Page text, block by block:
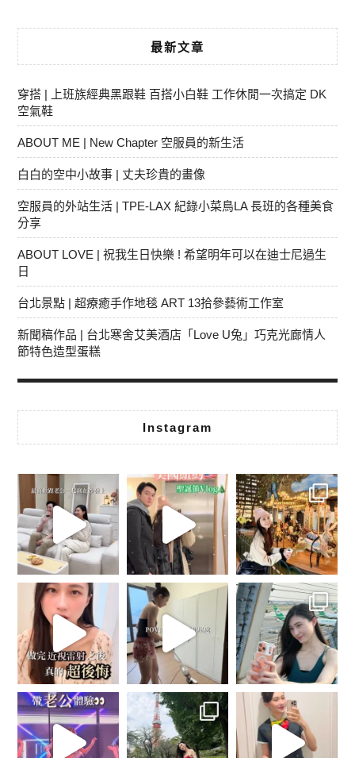
最新文章
穿搭 | 上班族經典黑跟鞋 百搭小白鞋 工作休閒一次搞定 DK
空氣鞋
ABOUT ME | New Chapter 空服員的新生活
白白的空中小故事 | 丈夫珍貴的畫像
空服員的外站生活 | TPE-LAX 紀錄小菜鳥LA 長班的各種美食
分享
ABOUT LOVE | 祝我生日快樂 ! 希望明年可以在迪士尼過生
日
台北景點 | 超療癒手作地毯 ART 13拾參藝術工作室
新聞稿作品 | 台北寒舍艾美酒店「Love U兔」巧克光廊情人
節特色造型蛋糕
Instagram